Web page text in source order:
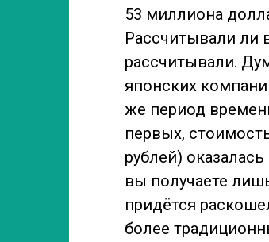
53 миллиона
Рассчитывали ли
рассчитывали.
японских
же период
первых,
рублей)
вы получаете
придётся
более